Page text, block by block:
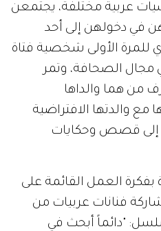
عربية مختلفة، يجتمعن
في دخولهن إلى أحد
للمرة الأولى شخصية فتاة
مجال الصحافة، وتمر
من هما والداها
مع والدتها الافتراضية
إلى قصص وحكايات
العمل القائمة على
فنانات عربيات من
"دائماً أبحث في